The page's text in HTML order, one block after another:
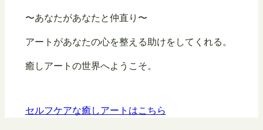
〜あなたがあなたと仲直り〜
アートがあなたの心を整える助けをしてくれる。
癒しアートの世界へようこそ。
セルフケアな癒しアートはこちら